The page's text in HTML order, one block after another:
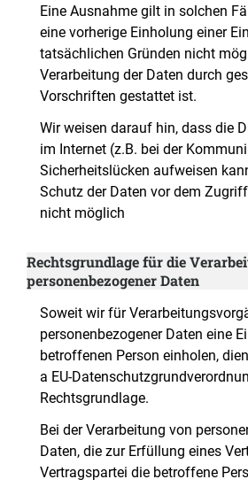
Eine Ausnahme gilt in solchen
eine vorherige Einholung einer
tatsächlichen Gründen nicht
Verarbeitung der Daten durch
Vorschriften gestattet ist.
Wir weisen darauf hin, dass die
im Internet (z.B. bei der
Sicherheitslücken aufweisen
Schutz der Daten vor dem
nicht möglich
Rechtsgrundlage für die
personenbezogener Daten
Soweit wir für
personenbezogener Daten eine
betroffenen Person einholen,
a EU-
Rechtsgrundlage.
Bei der Verarbeitung von
Daten, die zur Erfüllung eines
Vertragspartei die betroffene